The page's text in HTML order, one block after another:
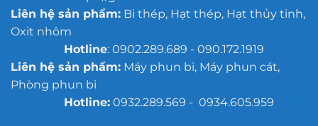
Liên hệ sản phẩm:Bi thép, Hạt thép, Hạt thủy tinh,
Oxit nhôm
Hotline: 0902.289.689 - 090.172.1919
Liên hệ sản phẩm:Máy phun bi, Máy phun cát,
Phòng phun bi
Hotline:0932.289.569 - 0934.605.959